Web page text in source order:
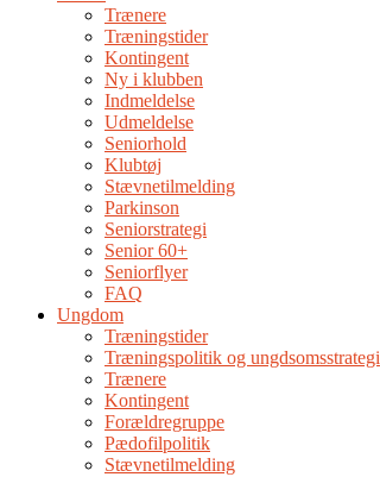
Trænere
Træningstider
Kontingent
Ny i klubben
Indmeldelse
Udmeldelse
Seniorhold
Klubtøj
Stævnetilmelding
Parkinson
Seniorstrategi
Senior 60+
Seniorflyer
FAQ
Ungdom
Træningstider
Træningspolitik og ungdsomsstrategi
Trænere
Kontingent
Forældregruppe
Pædofilpolitik
Stævnetilmelding